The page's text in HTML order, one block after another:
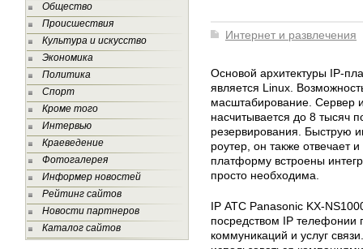
Общество
Происшествия
Культура и искусство
Экономика
Политика
Спорт
Кроме того
Интервью
Краеведение
Фотогалерея
Информер новостей
Рейтинг сайтов
Новости партнеров
Каталог сайтов
Интернет и развлечения
Основой архитектуры IP-
является Linux.
масштабирование. Сервер
насчитывается до 8 тысяч
резервирования. Быструю
роутер, он также отвечает
платформу встроены
просто необходима.
IP АТС Panasonic KX-
посредством IP телефонии
коммуникаций и услуг